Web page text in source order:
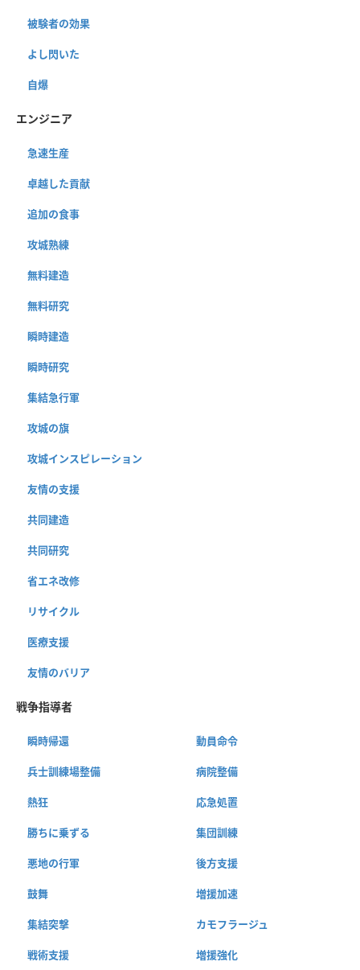
被験者の効果
よし閃いた
自爆
エンジニア
急速生産
卓越した貢献
追加の食事
攻城熟練
無料建造
無料研究
瞬時建造
瞬時研究
集結急行軍
攻城の旗
攻城インスピレーション
友情の支援
共同建造
共同研究
省エネ改修
リサイクル
医療支援
友情のバリア
戦争指導者
瞬時帰還 動員命令
兵士訓練場整備 病院整備
熱狂 応急処置
勝ちに乗ずる 集団訓練
悪地の行軍 後方支援
鼓舞 増援加速
集結突撃 カモフラージュ
戦術支援 増援強化